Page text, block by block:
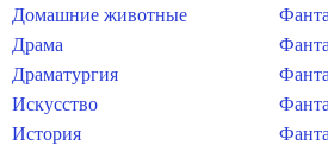
Домашние животные
Драма
Драматургия
Искусство
История